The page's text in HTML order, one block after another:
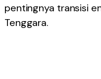
pentingnya transisi
Tenggara.